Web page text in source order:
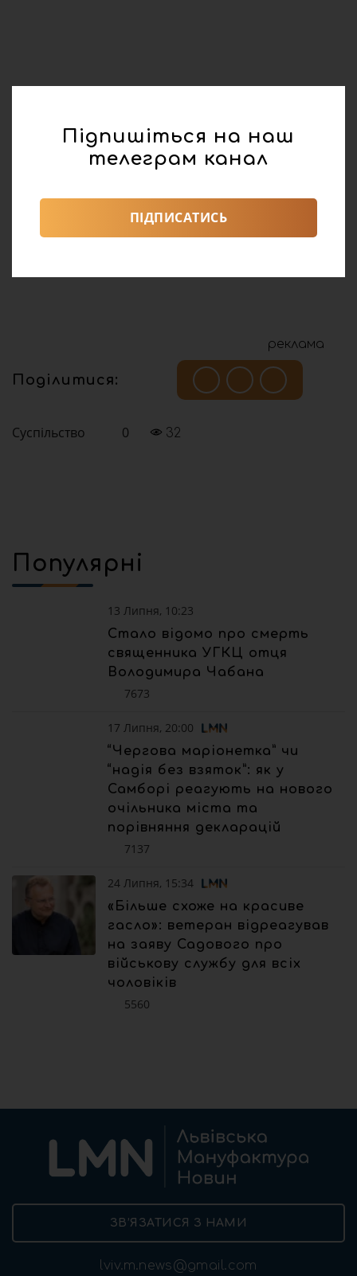
реклама
Поділитися:
Суспільство 0 32
Популярні
13 Липня, 10:23
Стало відомо про смерть
священника УГКЦ отця
Володимира Чабана
7673
17 Липня, 20:00
“Чергова маріонетка” чи
“надія без взяток”: як у
Самборі реагують на нового
очільника міста та
порівняння декларацій
7137
24 Липня, 15:34
«Більше схоже на красиве
гасло»: ветеран відреагував
на заяву Садового про
військову службу для всіх
чоловіків
5560
ЗВ’ЯЗАТИСЯ З НАМИ
lviv.m.news@gmail.com
Підпишіться на наш
телеграм канал
ПІДПИСАТИСЬ